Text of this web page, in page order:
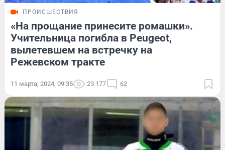
ПРОИСШЕСТВИЯ
«На прощание принесите ромашки».
Учительница погибла в Peugeot,
вылетевшем на встречку на
Режевском тракте
11 марта, 2024, 09:35 23 177 62